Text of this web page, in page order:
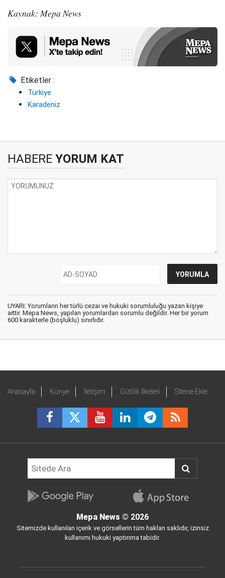
Kaynak: Mepa News
Etiketler :
Türkiye
Karadeniz
HABERE YORUM KAT
UYARI: Yorumların her türlü cezai ve hukuki sorumluluğu yazan kişiye
aittir. Mepa News, yapılan yorumlardan sorumlu değildir. Her bir yorum
600 karakterle (boşluklu) sınırlıdır.
Anasayfa Künye İletişim Gizlilik İlkeleri Sitene Ekle
Mepa News © 2026
Sitemizde kullanılan içerik ve görsellerin tüm hakları saklıdır, izinsiz
kullanımı hukuki yaptırıma tabidir.